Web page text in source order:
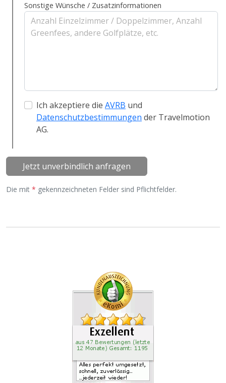
Sonstige Wünsche / Zusatzinformationen
Ich akzeptiere die AVRB und
Datenschutzbestimmungen der Travelmotion
AG.
Jetzt unverbindlich anfragen
Die mit * gekennzeichneten Felder sind Pflichtfelder.